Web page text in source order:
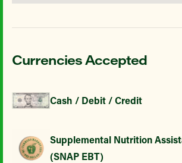
Currencies Accepted
Cash / Debit / Credit
Supplemental Nutrition
(SNAP EBT)